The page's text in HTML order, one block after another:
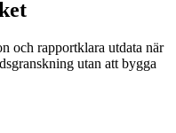
och rapportklara utdata när
utan att bygga